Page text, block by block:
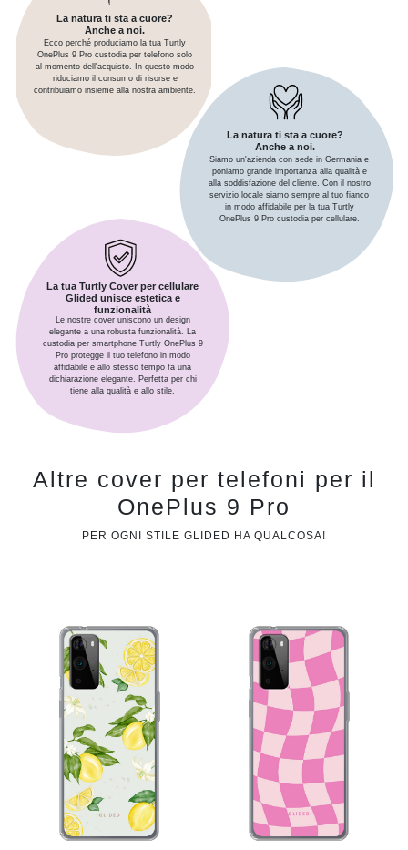
La natura ti sta a cuore?
Anche a noi.
Ecco perché produciamo la tua Turtly
OnePlus 9 Pro custodia per telefono solo
al momento dell'acquisto. In questo modo
riduciamo il consumo di risorse e
contribuiamo insieme alla nostra ambiente.
La natura ti sta a cuore?
Anche a noi.
Siamo un'azienda con sede in Germania e
poniamo grande importanza alla qualità e
alla soddisfazione del cliente. Con il nostro
servizio locale siamo sempre al tuo fianco
in modo affidabile per la tua Turtly
OnePlus 9 Pro custodia per cellulare.
La tua Turtly Cover per cellulare
Glided unisce estetica e
funzionalità
Le nostre cover uniscono un design
elegante a una robusta funzionalità. La
custodia per smartphone Turtly OnePlus 9
Pro protegge il tuo telefono in modo
affidabile e allo stesso tempo fa una
dichiarazione elegante. Perfetta per chi
tiene alla qualità e allo stile.
Altre cover per telefoni per il
OnePlus 9 Pro
PER OGNI STILE GLIDED HA QUALCOSA!